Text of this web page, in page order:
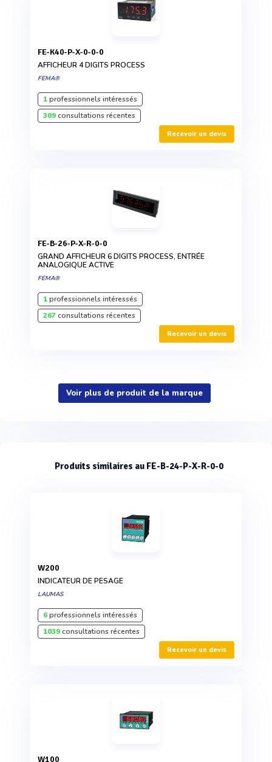
FE-K40-P-X-0-0-0
AFFICHEUR 4 DIGITS PROCESS
FEMA®
1professionnels intéressés
309consultations récentes
Recevoir un devis
FE-B-26-P-X-R-0-0
GRAND AFFICHEUR 6 DIGITS PROCESS, ENTRÉE
ANALOGIQUE ACTIVE
FEMA®
1professionnels intéressés
267consultations récentes
Recevoir un devis
Voir plus de produit de la marque
Produits similaires au FE-B-24-P-X-R-0-0
W200
INDICATEUR DE PESAGE
LAUMAS
6professionnels intéressés
1039consultations récentes
Recevoir un devis
W100